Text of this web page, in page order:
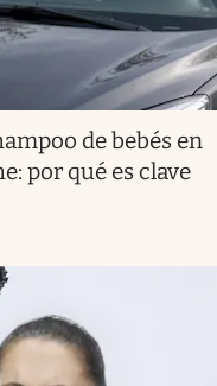
de bebés en
por qué es clave